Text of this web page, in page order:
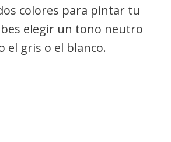
colores para pintar tu
elegir un tono neutro
el gris o el blanco.